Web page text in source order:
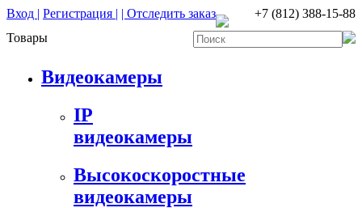
Вход | Регистрация | | Отследить заказ
+7 (812) 388-15-88
Товары
Видеокамеры
IP
видеокамеры
Высокоскоростные
видеокамеры